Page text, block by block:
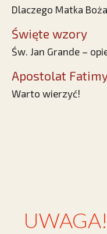
Dlaczego Matka
Święte wzory
Św. Jan Grande –
Apostolat
Warto wierzyć!
UWAGA!